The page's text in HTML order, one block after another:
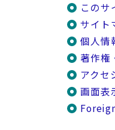
このサ
サイト
個人情
著作権
アクセ
画面表